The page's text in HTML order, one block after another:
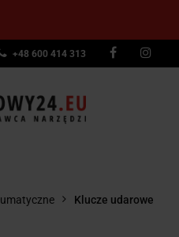
+48 600 414 313
Narzędzia
Narzędzia
Klucze udarowe